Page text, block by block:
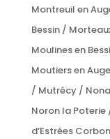
Montreuil en
Bessin /
Moulines en
Moutiers en
/ Mutrécy /
Noron la Poterie
d’Estrées